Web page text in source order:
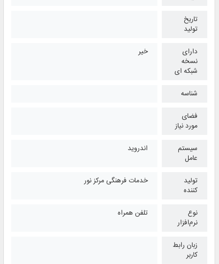
تاریخ
تولید
دارای
نسخه
شبکه ای
خیر
شناسه
فضای
مورد نیاز
سیستم
عامل
اندروید
تولید
کننده
خدمات فرهنگی مرکز نور
نوع
نرم‌افزار
تلفن همراه
زبان رابط
کاربر